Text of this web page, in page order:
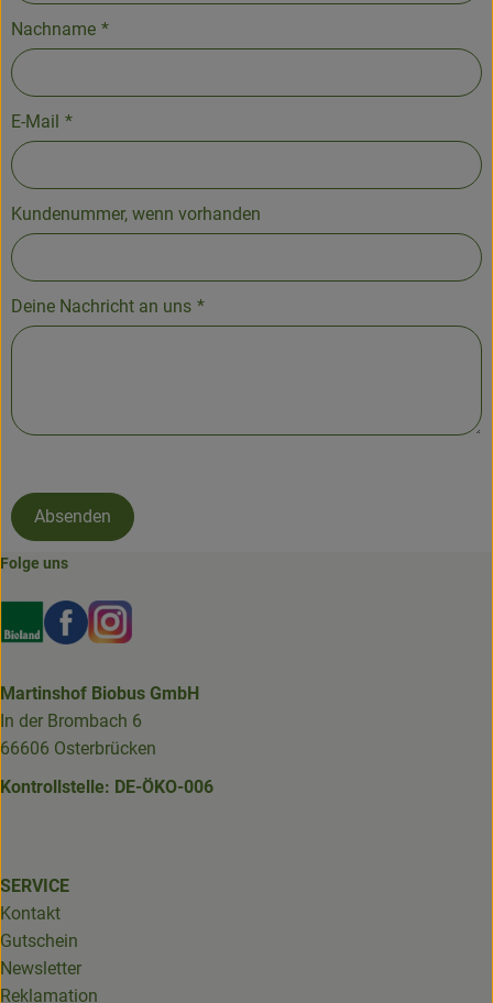
Nachname *
E-Mail *
Kundenummer, wenn vorhanden
Deine Nachricht an uns *
Absenden
Folge uns
Externer Link zu https://www.bioland.de/verbraucher
Externer Link zu https://www.facebook.com/
Externer Link zu https://www.instagram.com/
Martinshof Biobus GmbH
In der Brombach 6
66606 Osterbrücken
Kontrollstelle: DE-ÖKO-006
SERVICE
Kontakt
Gutschein
Newsletter
Reklamation